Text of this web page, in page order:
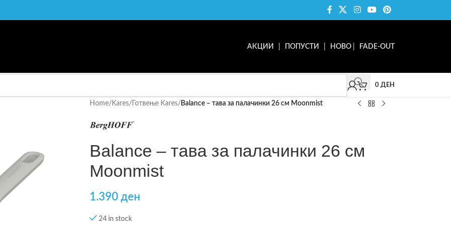
АКЦИИ ПОПУСТИ НОВО FADE-OUT
0 ДЕН
Home/ Kares/ Готвење Kares/ Balance – тава за палачинки 26 см Moonmist
Balance – тава за палачинки 26 см
Moonmist
1.390 ден
24 in stock